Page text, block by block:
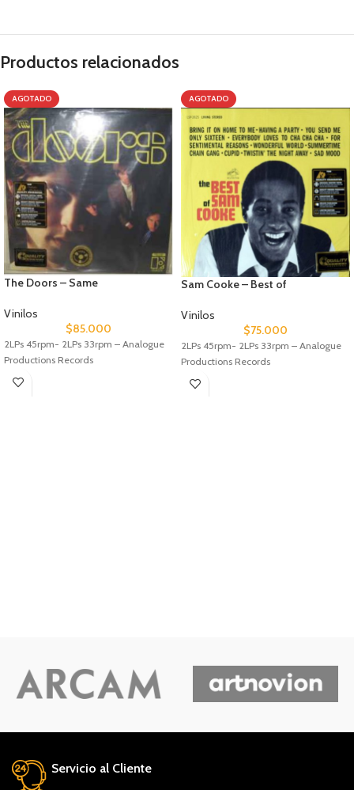
Productos relacionados
AGOTADO
The Doors – Same
Vinilos
$85.000
2LPs 45rpm- 2LPs 33rpm – Analogue
Productions Records
AGOTADO
Sam Cooke – Best of
Vinilos
$75.000
2LPs 45rpm- 2LPs 33rpm – Analogue
Productions Records
Servicio al Cliente